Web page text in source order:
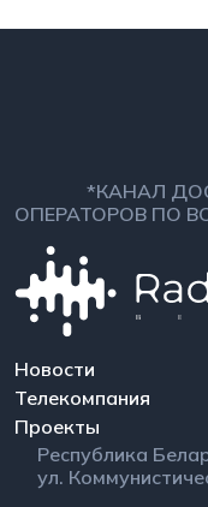
*КАНАЛ
ОПЕРАТОРОВ ПО
Новости
Телекомпания
Проекты
Республика
ул.